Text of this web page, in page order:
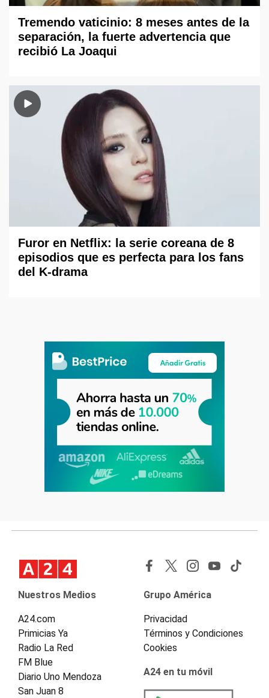
Tremendo vaticinio: 8 meses antes de la
separación, la fuerte advertencia que
recibió La Joaqui
Furor en Netflix: la serie coreana de 8
episodios que es perfecta para los fans
del K-drama
Nuestros Medios
A24.com
Primicias Ya
Radio La Red
FM Blue
Diario Uno Mendoza
San Juan 8
Grupo América
Privacidad
Términos y Condiciones
Cookies
A24 en tu móvil